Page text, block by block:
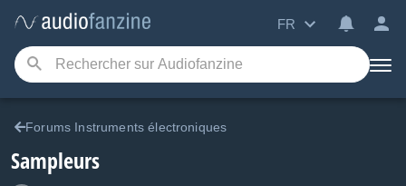
FR
Forums Instruments électroniques
Sampleurs